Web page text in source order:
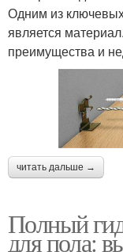
Одним из
является
преимущества и
читать дальше →
Полный
для пола: